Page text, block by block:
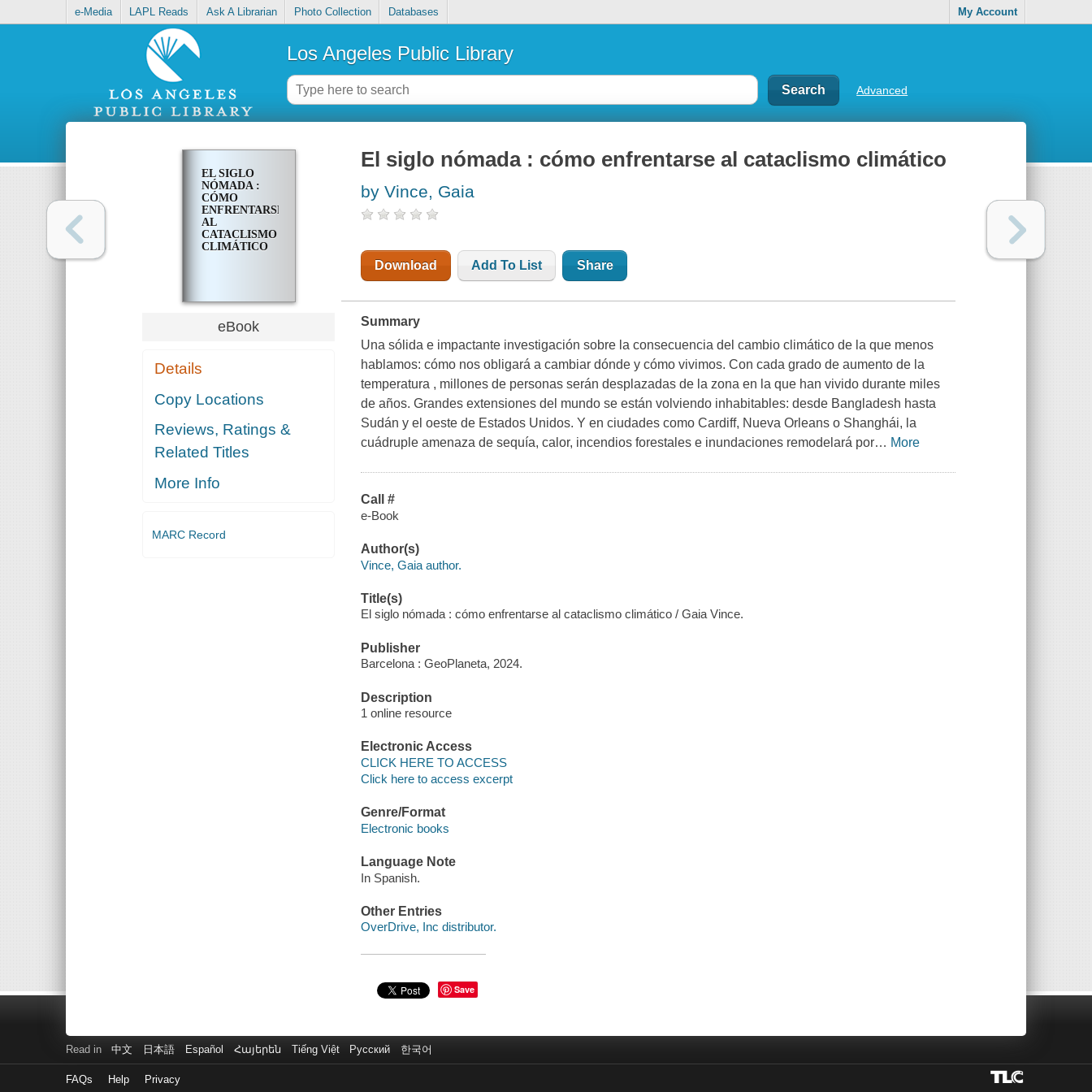
e-Media LAPL Reads Ask A Librarian Photo Collection Databases My Account
Los Angeles Public Library
Advanced
EL SIGLO
NÓMADA :
CÓMO
ENFRENTARSE
AL
CATACLISMO
CLIMÁTICO
eBook
Details
Copy Locations
Reviews, Ratings &
Related Titles
More Info
MARC Record
El siglo nómada : cómo enfrentarse al cataclismo climático
by Vince, Gaia
Download Add To List Share
Summary
Una sólida e impactante investigación sobre la consecuencia del cambio climático de la que menos
hablamos: cómo nos obligará a cambiar dónde y cómo vivimos. Con cada grado de aumento de la
temperatura , millones de personas serán desplazadas de la zona en la que han vivido durante miles
de años. Grandes extensiones del mundo se están volviendo inhabitables: desde Bangladesh hasta
Sudán y el oeste de Estados Unidos. Y en ciudades como Cardiff, Nueva Orleans o Shanghái, la
cuádruple amenaza de sequía, calor, incendios forestales e inundaciones remodelará por… More
Call #
e-Book
Author(s)
Vince, Gaia author.
Title(s)
El siglo nómada : cómo enfrentarse al cataclismo climático / Gaia Vince.
Publisher
Barcelona : GeoPlaneta, 2024.
Description
1 online resource
Electronic Access
CLICK HERE TO ACCESS
Click here to access excerpt
Genre/Format
Electronic books
Language Note
In Spanish.
Other Entries
OverDrive, Inc distributor.
Save
Read in 中文 日本語 Español Հայերեն Tiếng Việt Русский 한국어
FAQs Help Privacy